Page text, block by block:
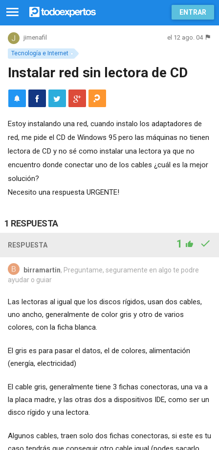
ENTRAR
Tecnología e Internet
jimenafil el 12 ago. 04
Instalar red sin lectora de CD
Estoy instalando una red, cuando instalo los adaptadores de
red, me pide el CD de Windows 95 pero las máquinas no tienen
lectora de CD y no sé como instalar una lectora ya que no
encuentro donde conectar uno de los cables ¿cuál es la mejor
solución?
Necesito una respuesta URGENTE!
1 RESPUESTA
RESPUESTA 1
birramartin, Preguntame, seguramente en algo te podre
ayudar o guiar
Las lectoras al igual que los discos rígidos, usan dos cables,
uno ancho, generalmente de color gris y otro de varios
colores, con la ficha blanca.
El gris es para pasar el datos, el de colores, alimentación
(energía, electricidad)
El cable gris, generalmente tiene 3 fichas conectoras, una va a
la placa madre, y las otras dos a dispositivos IDE, como ser un
disco rígido y una lectora.
Algunos cables, traen solo dos fichas conectoras, si este es tu